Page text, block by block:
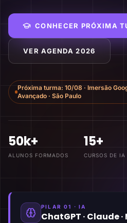
CONHECER PRÓXIMA
VER AGENDA 2026
Próxima turma: 10/08 · Imersão
Avançado · São Paulo
50k+
ALUNOS FORMADOS
15+
CURSOS DE IA
PILAR 01 · IA
ChatGPT · Claude